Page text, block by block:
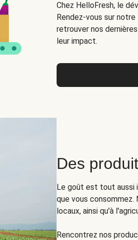
Chez HelloFresh, le
Rendez-vous sur
retrouver nos
leur impact.
Des
Le goût est tout aussi
que vous consommez.
locaux, ainsi qu'à
Rencontrez nos